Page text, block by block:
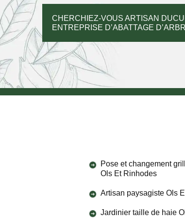
CHERCHIEZ-VOUS ARTISAN
ENTREPRISE D’ABATTAGE
Pose et changement
Ols Et Rinhodes
Artisan paysagiste Ols
Jardinier taille de haie